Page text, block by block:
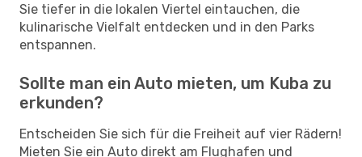
Sie tiefer in die lokalen Viertel eintauchen, die
kulinarische Vielfalt entdecken und in den Parks
entspannen.
Sollte man ein Auto mieten, um Kuba zu
erkunden?
Entscheiden Sie sich für die Freiheit auf vier Rädern!
Mieten Sie ein Auto direkt am Flughafen und